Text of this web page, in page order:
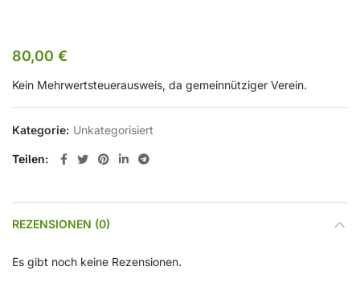
80,00 €
Kein Mehrwertsteuerausweis, da gemeinnütziger Verein.
Kategorie: Unkategorisiert
Teilen
REZENSIONEN (0)
Es gibt noch keine Rezensionen.